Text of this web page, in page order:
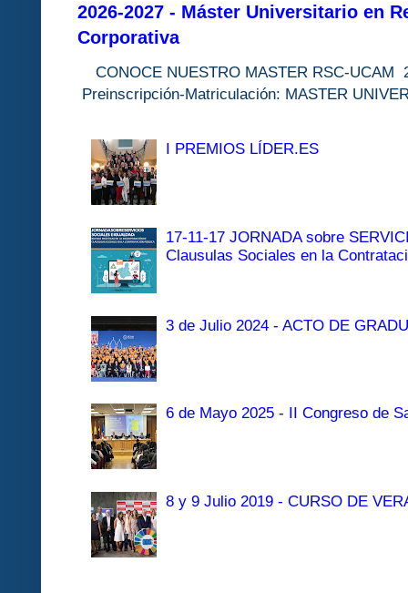
2026-2027 - Máster Universitario en
Corporativa
CONOCE NUESTRO MASTER
Preinscripción-Matriculación: MASTER
I PREMIOS LÍDER.ES
17-11-17 JORNADA sobre
Clausulas Sociales en la
3 de Julio 2024 - ACTO DE
6 de Mayo 2025 - II Congreso de
8 y 9 Julio 2019 - CURSO DE